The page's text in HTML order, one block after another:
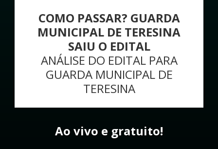
COMO PASSAR? GUARDA
MUNICIPAL DE TERESINA
SAIU O EDITAL
ANÁLISE DO EDITAL PARA
GUARDA MUNICIPAL DE
TERESINA
Ao vivo e gratuito!